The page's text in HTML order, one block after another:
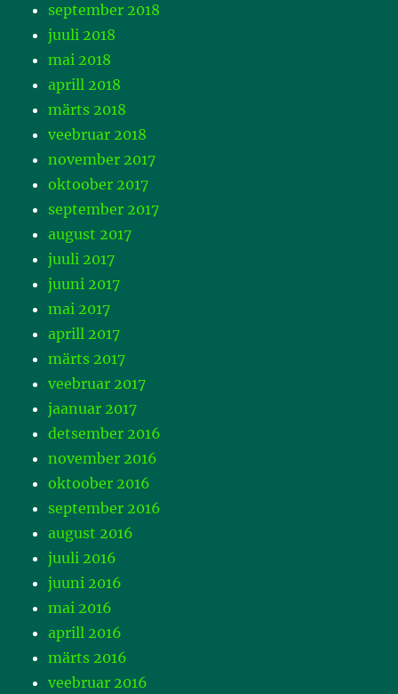
september 2018
juuli 2018
mai 2018
aprill 2018
märts 2018
veebruar 2018
november 2017
oktoober 2017
september 2017
august 2017
juuli 2017
juuni 2017
mai 2017
aprill 2017
märts 2017
veebruar 2017
jaanuar 2017
detsember 2016
november 2016
oktoober 2016
september 2016
august 2016
juuli 2016
juuni 2016
mai 2016
aprill 2016
märts 2016
veebruar 2016